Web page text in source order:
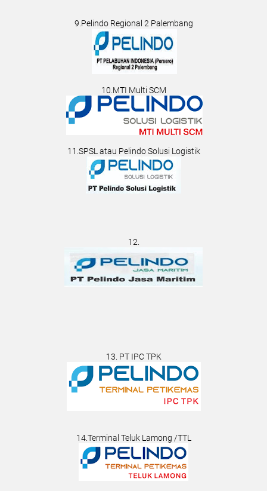
9.Pelindo Regional 2 Palembang
10.MTI Multi SCM
11.SPSL atau Pelindo Solusi Logistik
12.
13. PT IPC TPK
14.Terminal Teluk Lamong /TTL